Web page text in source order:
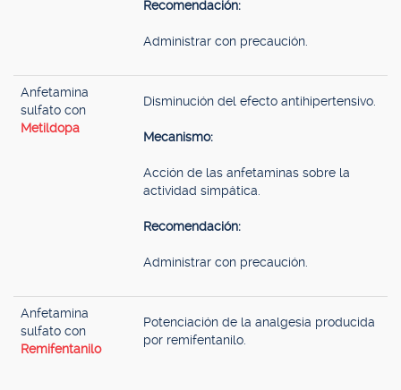
Recomendación:
Administrar con precaución.
Anfetamina
sulfato con
Metildopa
Disminución del efecto antihipertensivo.
Mecanismo:
Acción de las anfetaminas sobre la
actividad simpática.
Recomendación:
Administrar con precaución.
Anfetamina
sulfato con
Remifentanilo
Potenciación de la analgesia producida
por remifentanilo.